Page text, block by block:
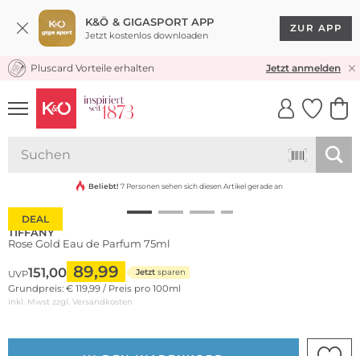
K&Ö & GIGASPORT APP
Jetzt kostenlos downloaden
ZUR APP
KOSTENLOSER VERSAND* & RÜCKVERSAND
Pluscard Vorteile erhalten Jetzt anmelden
UNSERE APP
CLICK &
DEAL
Beliebt! 7 Personen sehen sich diesen Artikel gerade an
TIFFANY
Rose Gold Eau de Parfum 75ml
UVP151,00 89,99 Jetzt sparen
Grundpreis: € 119,99 / Preis pro 100ml
inkl. Mwst zzgl. Versandkosten